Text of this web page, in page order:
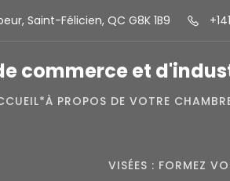
Saint-Félicien, QC G8K 1B9
commerce et
À PROPOS DE VOTRE
VISÉES : FORMEZ